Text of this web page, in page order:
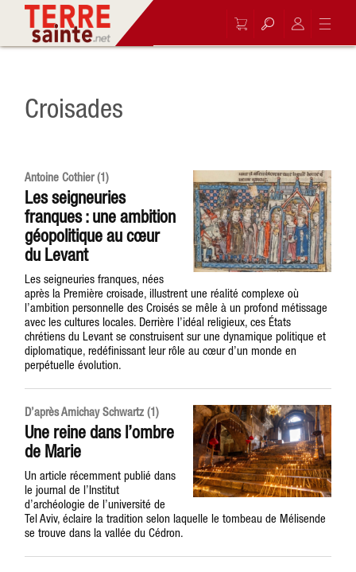
Croisades
Antoine Cothier (1)
Les seigneuries
franques : une ambition
géopolitique au cœur
du Levant
Les seigneuries franques, nées
après la Première croisade, illustrent une réalité complexe où
l’ambition personnelle des Croisés se mêle à un profond métissage
avec les cultures locales. Derrière l’idéal religieux, ces États
chrétiens du Levant se construisent sur une dynamique politique et
diplomatique, redéfinissant leur rôle au cœur d’un monde en
perpétuelle évolution.
D’après Amichay Schwartz (1)
Une reine dans l’ombre
de Marie
Un article récemment publié dans
le journal de l’Institut
d’archéologie de l’université de
Tel Aviv, éclaire la tradition selon laquelle le tombeau de Mélisende
se trouve dans la vallée du Cédron.